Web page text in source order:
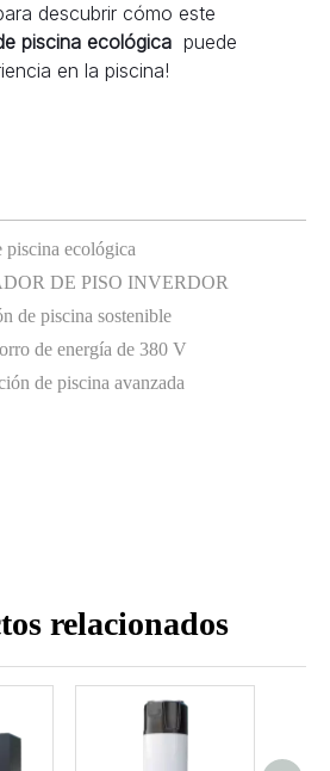
piscina ecológica puede
en la piscina!
piscina ecológica
DE PISO INVERDOR
de piscina sostenible
de energía de 380 V
de piscina avanzada
relacionados